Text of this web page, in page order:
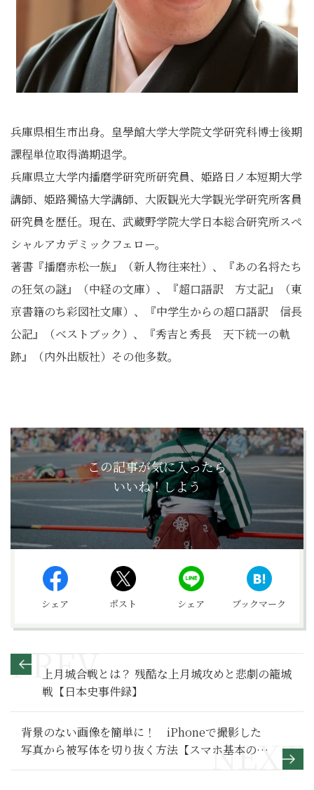
兵庫県相生市出身。皇學館大学大学院文学研究科博士後期
課程単位取得満期退学。
兵庫県立大学内播磨学研究所研究員、姫路日ノ本短期大学
講師、姫路獨協大学講師、大阪観光大学観光学研究所客員
研究員を歴任。現在、武蔵野学院大学日本総合研究所スペ
シャルアカデミックフェロー。
著書『播磨赤松一族』（新人物往来社）、『あの名将たち
の狂気の謎』（中経の文庫）、『超口語訳 方丈記』（東
京書籍のち彩図社文庫）、『中学生からの超口語訳 信長
公記』（ベストブック）、『秀吉と秀長 天下統一の軌
跡』（内外出版社）その他多数。
この記事が気に入ったら
いいね！しよう
シェア ポスト シェア ブックマーク
上月城合戦とは？ 残酷な上月城攻めと悲劇の籠城
戦【日本史事件録】
背景のない画像を簡単に！ iPhoneで撮影した
写真から被写体を切り抜く方法【スマホ基本の
き 第179回】